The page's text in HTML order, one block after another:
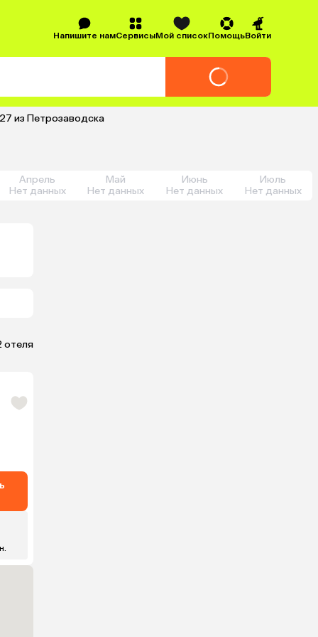
Напишите намСервисыМой списокПомощьВойти
из Петрозаводска
Апрель
Нет данных
Май
Нет данных
Июнь
Нет данных
Июль
Нет данных
отеля